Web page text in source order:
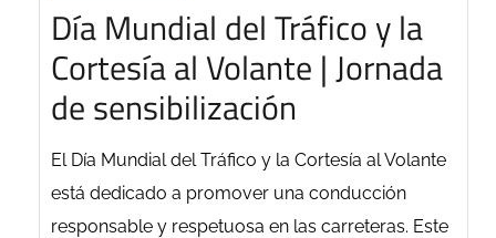
Día Mundial del Tráfico y la
Cortesía al Volante | Jornada
de sensibilización
El Día Mundial del Tráfico y la Cortesía al Volante
está dedicado a promover una conducción
responsable y respetuosa en las carreteras. Este